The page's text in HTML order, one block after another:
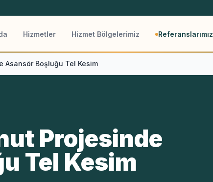
Hizmetler Hizmet Bölgelerimiz Referanslarımız
Asansör Boşluğu Tel Kesim
Projesinde
Tel Kesim